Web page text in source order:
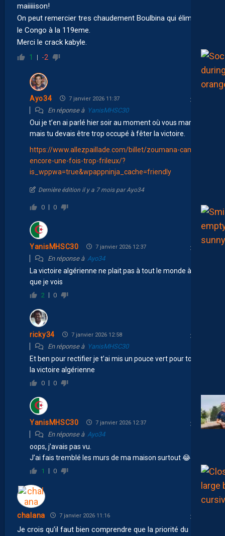
maiiiiison!
On peut remercier tres chaudement Boulbina qui élimine
le Congo à la 119eme.
Merci le crack kabyle.
1 -2
Ayo34 7 janvier 2026 11:37
En réponse à YanisMHSC30
Oui je t’en ai parlé hier soir au moment où vous marquez
mais tu devais être trop occupé à fêter la victoire.
https://www.allezpaillade.com/billet/zoumana-camara-
encore-une-fois-trop-frileux/?
is_wppwa=true&wpappninja_cache=friendly
Dernière édition il y a 7 mois par Ayo34
0 0
YanisMHSC30 7 janvier 2026 12:37
En réponse à Ayo34
La victoire algérienne ne plait pas à tout le monde à ce
que je vois
2 0
ricky34 7 janvier 2026 12:58
En réponse à YanisMHSC30
Et ben pour rectifier je t’ai mis un pouce vert pour toi et
la victoire algérienne
0 0
YanisMHSC30 7 janvier 2026 12:37
En réponse à Ayo34
oops, j’avais pas vu.
J’ai fais tremblé les murs de ma maison surtout 😂
1 0
chalana 7 janvier 2026 11:16
Je crois qu’il faut bien comprendre que la priorité du